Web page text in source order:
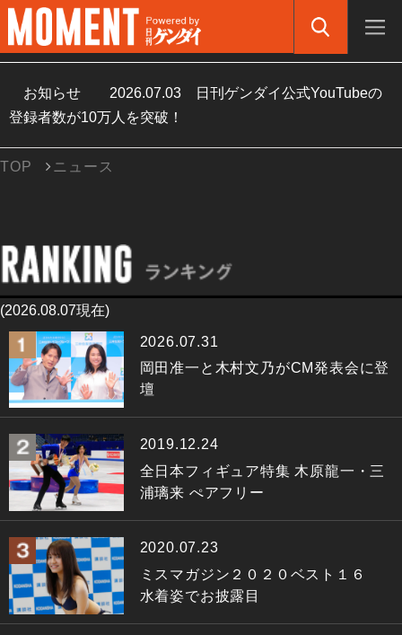
お知らせ 2026.07.03
日刊ゲンダイ公式YouTubeの
登録者数が10万人を突破！
TOP ニュース
(2026.08.07現在)
2026.07.31
岡田准一と木村文乃がCM発表会に登
壇
2019.12.24
全日本フィギュア特集 木原龍一・三
浦璃来 ぺアフリー
2020.07.23
ミスマガジン２０２０ベスト１６
水着姿でお披露目